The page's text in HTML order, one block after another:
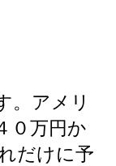
。アメリ
０万円か
だけに予